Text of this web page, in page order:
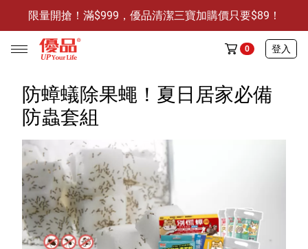
限量開搶！滿$999，優品清潔三寶加購價只要$89！
防霉清潔好幫手-任3件贈保濕抗菌洗手乳
限量開搶！滿$999，優品清潔三寶加購價只要$89！
0 登入
🔥任選1件折9元-新老客戶感恩回饋
商品介紹
全部商品
防蟑蟻除果蠅！夏日居家必備
防蟲套組